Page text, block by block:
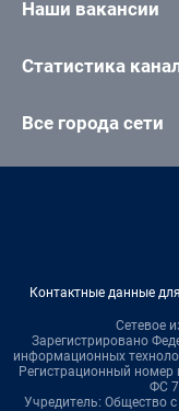
Наши вакансии
Статистика
Все города сети
Контактные данные
Сетевое
Зарегистрировано
информационных
Регистрационный
ФС
Учредитель: Общество